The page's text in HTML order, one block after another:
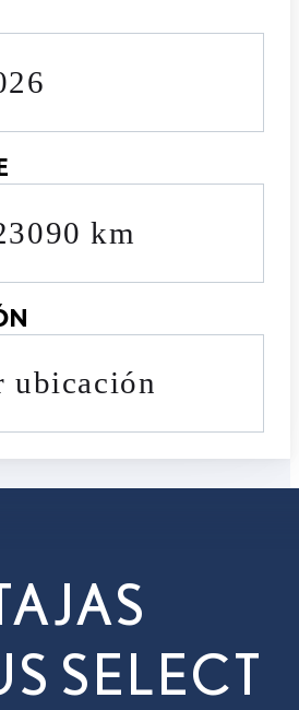
km
ubicación
SELECT